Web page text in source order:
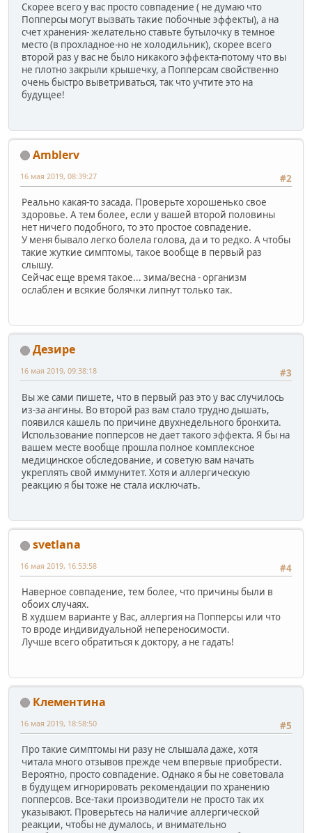
Скорее всего у вас просто совпадение ( не думаю что
Попперсы могут вызвать такие побочные эффекты), а на
счет хранения- желательно ставьте бутылочку в темное
место (в прохладное-но не холодильник), скорее всего
второй раз у вас не было никакого эффекта-потому что вы
не плотно закрыли крышечку, а Попперсам свойственно
очень быстро выветриваться, так что учтите это на
будущее!
Amblerv
#2
16 мая 2019, 08:39:27
Реально какая-то засада. Проверьте хорошенько свое
здоровье. А тем более, если у вашей второй половины
нет ничего подобного, то это простое совпадение.
У меня бывало легко болела голова, да и то редко. А чтобы
такие жуткие симптомы, такое вообще в первый раз
слышу.
Сейчас еще время такое... зима/весна - организм
ослаблен и всякие болячки липнут только так.
Дезире
#3
16 мая 2019, 09:38:18
Вы же сами пишете, что в первый раз это у вас случилось
из-за ангины. Во второй раз вам стало трудно дышать,
появился кашель по причине двухнедельного бронхита.
Использование попперсов не дает такого эффекта. Я бы на
вашем месте вообще прошла полное комплексное
медицинское обследование, и советую вам начать
укреплять свой иммунитет. Хотя и аллергическую
реакцию я бы тоже не стала исключать.
svetlana
#4
16 мая 2019, 16:53:58
Наверное совпадение, тем более, что причины были в
обоих случаях.
В худшем варианте у Вас, аллергия на Попперсы или что
то вроде индивидуальной непереносимости.
Лучше всего обратиться к доктору, а не гадать!
Клементина
#5
16 мая 2019, 18:58:50
Про такие симптомы ни разу не слышала даже, хотя
читала много отзывов прежде чем впервые приобрести.
Вероятно, просто совпадение. Однако я бы не советовала
в будущем игнорировать рекомендации по хранению
попперсов. Все-таки производители не просто так их
указывают. Проверьтесь на наличие аллергической
реакции, чтобы не думалось, и внимательно